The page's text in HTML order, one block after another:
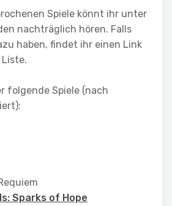
Spiele könnt ihr unter
nachträglich hören. Falls
haben, findet ihr einen Link
folgende Spiele (nach
Sparks of Hope